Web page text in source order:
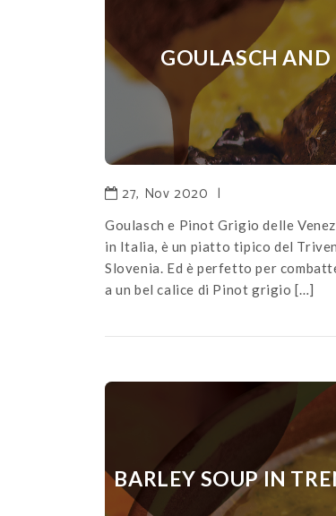
GOULASCH
27, Nov 2020 |
Goulasch e Pinot Grigio delle
in Italia, è un piatto tipico del
Slovenia. Ed è perfetto per
a un bel calice di Pinot grigio […]
BARLEY SOUP IN